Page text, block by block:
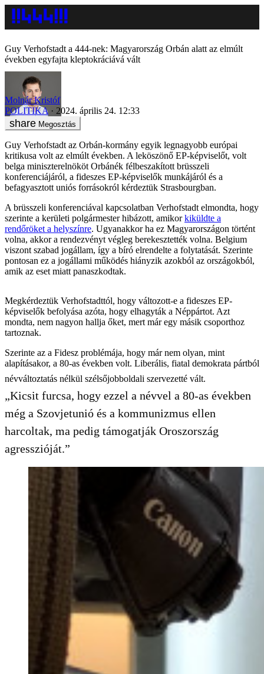
Guy Verhofstadt a 444-nek: Magyarország Orbán alatt az elmúlt
években egyfajta kleptokráciává vált
Molnár Kristóf
POLITIKA
2024. április 24. 12:33
Megosztás
Guy Verhofstadt az Orbán-kormány egyik legnagyobb európai
kritikusa volt az elmúlt években. A leköszönő EP-képviselőt, volt
belga miniszterelnököt Orbánék félbeszakított brüsszeli
konferenciájáról, a fideszes EP-képviselők munkájáról és a
befagyasztott uniós forrásokról kérdeztük Strasbourgban.
A brüsszeli konferenciával kapcsolatban Verhofstadt elmondta, hogy
szerinte a kerületi polgármester hibázott, amikorkiküldte a
rendőröket a helyszínre. Ugyanakkor ha ez Magyarországon történt
volna, akkor a rendezvényt végleg berekesztették volna. Belgium
viszont szabad jogállam, így a bíró elrendelte a folytatását. Szerinte
pontosan ez a jogállami működés hiányzik azokból az országokból,
amik az eset miatt panaszkodtak.
Megkérdeztük Verhofstadttól, hogy változott-e a fideszes EP-
képviselők befolyása azóta, hogy elhagyták a Néppártot. Azt
mondta, nem nagyon hallja őket, mert már egy másik csoporthoz
tartoznak.
Szerinte az a Fidesz problémája, hogy már nem olyan, mint
alapításakor, a 80-as években volt. Liberális, fiatal demokrata pártból
névváltoztatás nélkül szélsőjobboldali szervezetté vált.
„Kicsit furcsa, hogy ezzel a névvel a 80-as években
még a Szovjetunió és a kommunizmus ellen
harcoltak, ma pedig támogatják Oroszország
agresszióját.”